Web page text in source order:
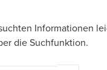
Informationen
die Suchfunktion.